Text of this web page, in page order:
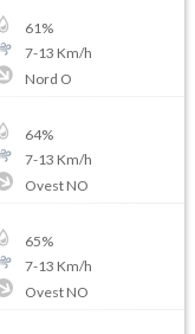
61%
7-13 Km/h
Nord O
64%
7-13 Km/h
Ovest NO
65%
7-13 Km/h
Ovest NO